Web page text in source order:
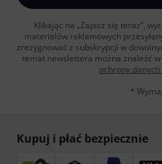
Klikając na „Zapisz się teraz”,
materialów reklamowych
zrezygnować z subskrypcji w
temat newslettera można znaleźć w
ochrony
*
Kupuj i płać bezpiecznie